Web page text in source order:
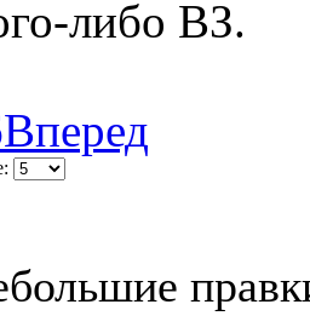
либо ВЗ.
Вперед